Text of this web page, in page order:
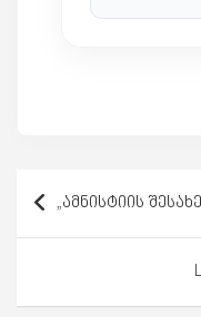
პოსტის
ნავიგაცია
„ამნისტიის